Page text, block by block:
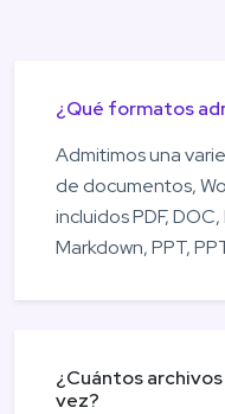
¿Qué formatos
Admitimos una
de documentos,
incluidos PDF,
Markdown, PPT,
¿Cuántos
vez?